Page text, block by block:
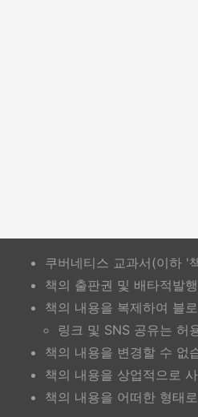
쿠버네티스 교과서(이하 '
책의 출판권 및 배타적발
책의 내용을 복제하여 블
링크 및 SNS 공유는 허
책의 내용을 변경할 수 없
책의 내용을 상업적으로
책의 내용을 어떠한 형태